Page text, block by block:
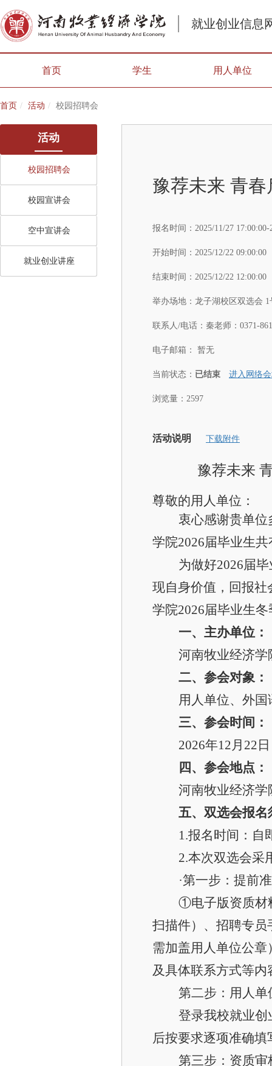
就业创业信息
首页 学生 用人单位
首页 活动 校园招聘会
活动
校园招聘会
校园宣讲会
空中宣讲会
就业创业讲座
豫荐未来 青
报名时间： 2025/11/27
开始时间： 2025/12/22 09:00:00
结束时间： 2025/12/22 12:00:00
举办场地： 龙子湖校区双选会
联系人/电话： 秦老师：0371-
电子邮箱： 暂无
当前状态： 已结束 进入网络
浏览量：2597
活动说明 下载附件
豫荐未来
尊敬的用人单位：
衷心感谢贵单
学院2026届毕业生
为做好2026届
现自身价值，回报
学院2026届毕业生
一、主办单位：
河南牧业经济学
二、参会对象：
用人单位、外
三、参会时间：
2026年12月22
四、参会地点：
河南牧业经济
五、双选会报名
1.报名时间：自
2.本次双选会采
·第一步：提前
①电子版资质材
扫描件）、招聘专员
需加盖用人单位公
及具体联系方式等
第二步：用人单
登录我校就业创
后按要求逐项准确
第三步：资质审